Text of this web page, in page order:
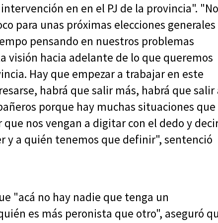
en en el PJ de la provincia". "No
para unas próximas elecciones generales
pensando en nuestros problemas
visión hacia adelante de lo que queremos
Hay que empezar a trabajar en este
habrá que salir más, habrá que salir
porque hay muchas situaciones que
nos vengan a digitar con el dedo y
y a quién tenemos que definir", sentenció
"acá no hay nadie que tenga un
es más peronista que otro", aseguró